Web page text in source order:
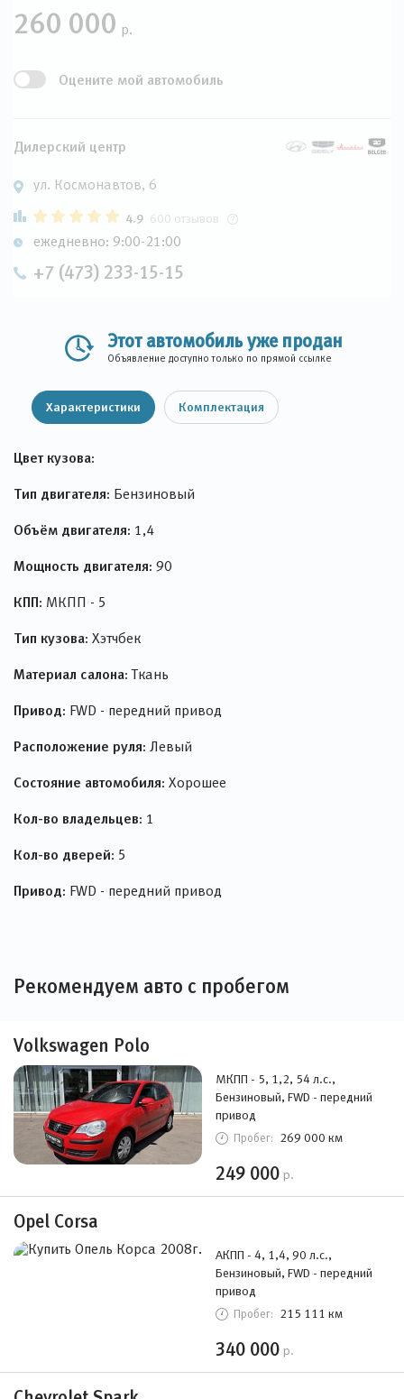
260 000 р.
Оцените мой автомобиль
Дилерский центр
ул. Космонавтов, 6
4.9 600 отзывов
ежедневно: 9:00-21:00
+7 (473) 233-15-15
Этот автомобиль уже продан
Объявление доступно только по прямой ссылке
Характеристики Комплектация
Цвет кузова:
Тип двигателя: Бензиновый
Объём двигателя: 1,4
Мощность двигателя: 90
КПП: МКПП - 5
Тип кузова: Хэтчбек
Материал салона: Ткань
Привод: FWD - передний привод
Расположение руля: Левый
Состояние автомобиля: Хорошее
Кол-во владельцев: 1
Кол-во дверей: 5
Привод: FWD - передний привод
Рекомендуем авто с пробегом
Volkswagen Polo
МКПП - 5, 1,2, 54 л.с.,
Бензиновый, FWD - передний
привод
Пробег: 269 000 км
249 000 р.
Opel Corsa
АКПП - 4, 1,4, 90 л.с.,
Бензиновый, FWD - передний
привод
Пробег: 215 111 км
340 000 р.